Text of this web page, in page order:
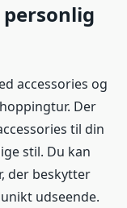
accessories og
Der
til din
stil. Du kan
der beskytter
udseende.